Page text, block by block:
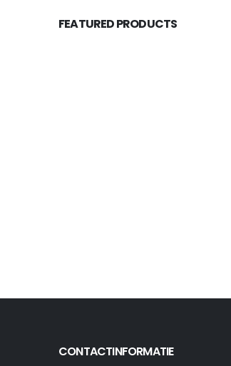
FEATURED PRODUCTS
CONTACTINFORMATIE